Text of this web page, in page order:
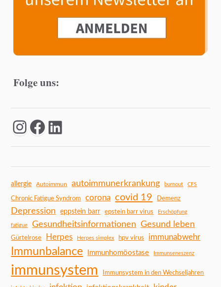
Folge uns:
allergie Autoimmun autoimmunerkrankung burnout CFS
Chronic Fatigue Syndrom corona covid 19 Demenz
Depression eppstein barr epstein barr virus Erschöpfung
fatigue Gesundheitsinformationen Gesund leben
Gürtelrose Herpes Herpes simplex hpv virus immunabwehr
Immunbalance Immunhomöostase Immunseneszenz
immunsystem Immunsystem in den Wechseljahren